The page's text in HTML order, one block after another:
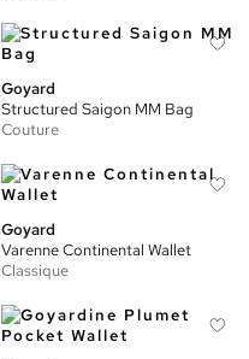
Goyard
Structured Saigon MM Bag
Couture
Goyard
Varenne Continental Wallet
Classique